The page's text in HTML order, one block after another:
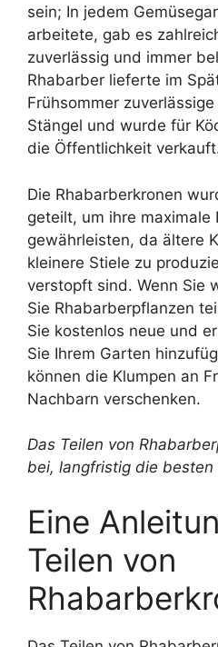
sein; In jedem
arbeitete, gab es
zuverlässig und immer
Rhabarber lieferte im
Frühsommer
Stängel und wurde für
die Öffentlichkeit
Die Rhabarberkronen
geteilt, um ihre maximale
gewährleisten, da ältere
kleinere Stiele zu
verstopft sind. Wenn Sie
Sie Rhabarberpflanzen
Sie kostenlos neue und
Sie Ihrem Garten
können die Klumpen an
Nachbarn verschenken.
Das Teilen von
bei, langfristig die besten
Eine
Teilen von